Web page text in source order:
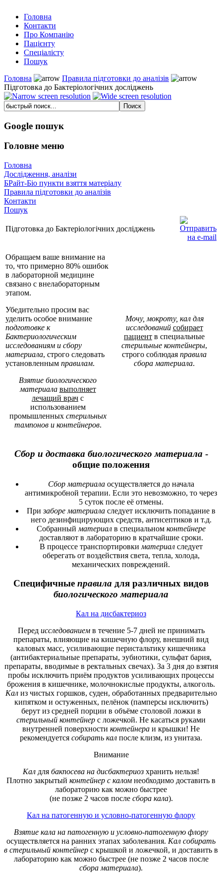
Головна
Контакти
Про Компанію
Пацієнту
Спеціалісту
Пошук
Головна
Правила підготовки до аналізів
Підготовка до Бактеріологічних досліджень
Google пошук
Головне меню
Головна
Дослідження, аналізи
БРайт-Біо пункти взяття матеріалу
Правила підготовки до аналізів
Контакти
Пошук
Підготовка до Бактеріологічних досліджень
Обращаем ваше внимание на
то, что примерно 80% ошибок
в лабораторной медицине
связано с внелабораторным
этапом.
Убедительно просим вас
уделить особое внимание
подготовке к
Бактериологическим
исследованиям и сбору
материала, строго следовать
установленным правилам.
Взятие биологического
материала выполняет
лечащий врач с
использованием
промышленных стерильных
тампонов и контейнеров.
Мочу, мокроту, кал для
исследований собирает
пациент в специальные
стерильные контейнеры,
строго соблюдая правила
сбора материала.
Сбор и доставка биологического материала -
общие положения
Сбор материалаосуществляется до начала
антимикробной терапии. Если это невозможно, то через
5 суток после её отмены.
Призаборе материаласледует исключить попадание в
него дезинфицирующих средств, антисептиков и т.д.
Собранный материалв специальномконтейнере
доставляют в лабораторию в кратчайшие сроки.
В процессе транспортировки материалследует
оберегать от воздействия света, тепла, холода,
механических повреждений.
Специфичные правила для различных видов
биологического материала
Кал на дисбактериоз
Перед исследованиемв течение 5-7 дней не принимать
препараты, влияющие на кишечную флору, внешний вид
каловых масс, усиливающие перистальтику кишечника
(антибактериальные препараты, эубиотики, сульфат бария,
препараты, вводимые в ректальных свечах). За 3 дня до взятия
пробы исключить приём продуктов усиливающих процессы
брожения в кишечнике, молочнокислые продукты, алкоголь.
Кализ чистых горшков, суден, обработанных предварительно
кипятком и остуженных, пелёнок (памперсы исключить)
берут из средней порции в объёме столовой ложки в
стерильный контейнер с ложечкой. Не касаться руками
внутренней поверхности контейнера и крышки! Не
рекомендуется собирать кал после клизм, из унитаза.
Внимание
Кал для бакпосева на дисбактериоз хранить нельзя!
Плотно закрытый контейнер с калом необходимо доставить в
лабораторию как можно быстрее
(не позже 2 часов после сбора кала).
Кал на патогенную и условно-патогенную флору
Взятие кала на патогенную и условно-патогенную флору
осуществляется на ранних этапах заболевания. Кал собирать
в стерильный контейнер с крышкой и ложечкой, и доставить в
лабораторию как можно быстрее (не позже 2 часов после
сбора материала).